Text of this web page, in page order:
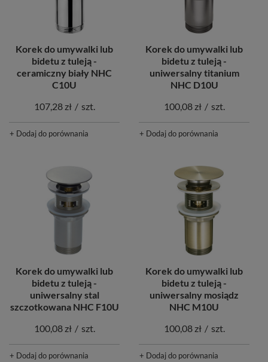
Korek do umywalki lub
bidetu z tuleją -
ceramiczny biały NHC
C10U
107,28 zł / szt.
+ Dodaj do porównania
Korek do umywalki lub
bidetu z tuleją -
uniwersalny titanium
NHC D10U
100,08 zł / szt.
+ Dodaj do porównania
Korek do umywalki lub
bidetu z tuleją -
uniwersalny stal
szczotkowana NHC F10U
100,08 zł / szt.
+ Dodaj do porównania
Korek do umywalki lub
bidetu z tuleją -
uniwersalny mosiądz
NHC M10U
100,08 zł / szt.
+ Dodaj do porównania